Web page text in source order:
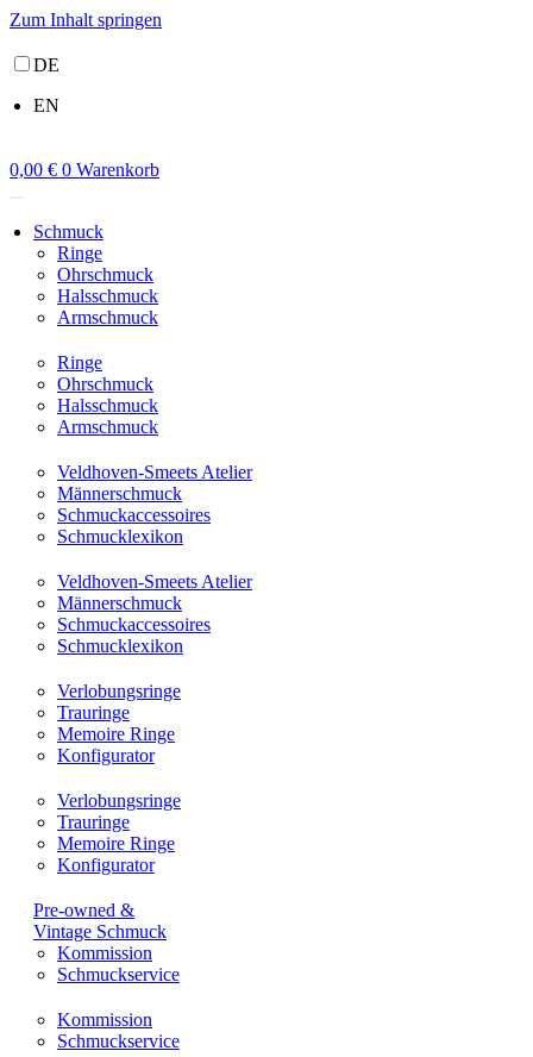
Zum Inhalt springen
DE
EN
0,00 € 0 Warenkorb
Schmuck
Ringe
Ohrschmuck
Halsschmuck
Armschmuck
Ringe
Ohrschmuck
Halsschmuck
Armschmuck
Veldhoven-Smeets Atelier
Männerschmuck
Schmuckaccessoires
Schmucklexikon
Veldhoven-Smeets Atelier
Männerschmuck
Schmuckaccessoires
Schmucklexikon
Verlobungsringe
Trauringe
Memoire Ringe
Konfigurator
Verlobungsringe
Trauringe
Memoire Ringe
Konfigurator
Pre-owned &
Vintage Schmuck
Kommission
Schmuckservice
Kommission
Schmuckservice